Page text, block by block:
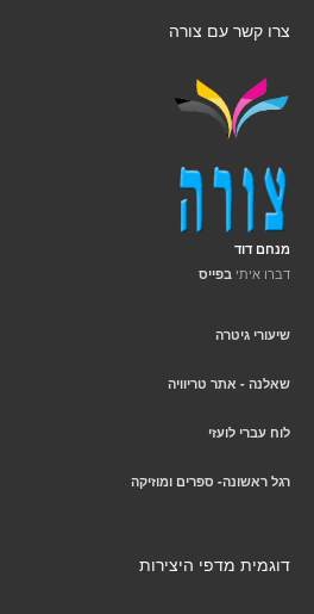
צרו קשר עם צורה
מנחם דוד
דברו איתי בפייס
שיעורי גיטרה
שאלנה - אתר טריוויה
לוח עברי לועזי
רגל ראשונה- ספרים ומוזיקה
דוגמית מדפי היצירות